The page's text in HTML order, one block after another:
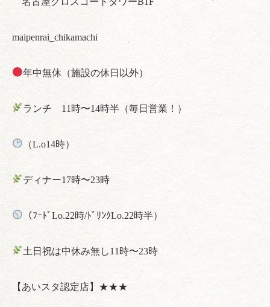
maipenrai_chikamachi
年中無休（施設の休日以外）
ランチ 11時〜14時半（毎日営業！）
（L.o14時）
ディナー17時〜23時
（ﾌｰﾄﾞLo.22時/ﾄﾞﾘﾝｸLo.22時半）
土日祝は中休み無し11時〜23時
【あいスタ認定店】★★★